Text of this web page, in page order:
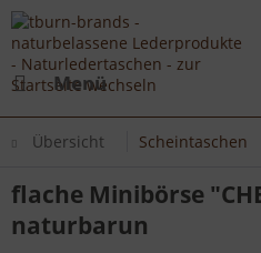
Menü
Übersicht Scheintaschen
flache Minibörse
naturbarun